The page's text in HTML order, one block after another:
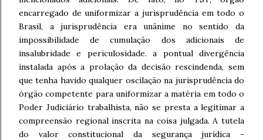
encarregado de uniformizar a jurisprudência em todo o
Brasil, a jurisprudência era unânime no sentido da
impossibilidade de cumulação dos adicionais de
insalubridade e periculosidade. a pontual divergência
instalada após a prolação da decisão rescindenda, sem
que tenha havido qualquer oscilação na jurisprudência do
órgão competente para uniformizar a matéria em todo o
Poder Judiciário trabalhista, não se presta a legitimar a
compreensão regional inscrita na coisa julgada. A tutela
do valor constitucional da segurança jurídica -